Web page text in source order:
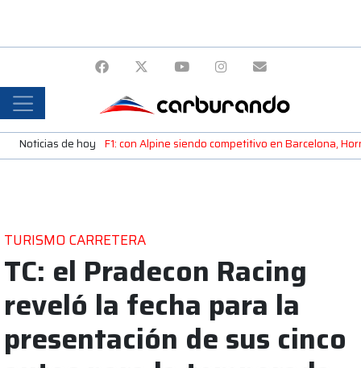
Noticias de hoy F1: con Alpine siendo competitivo en Barcelona,
TURISMO CARRETERA
TC: el Pradecon Racing
reveló la fecha para la
presentación de sus cinco